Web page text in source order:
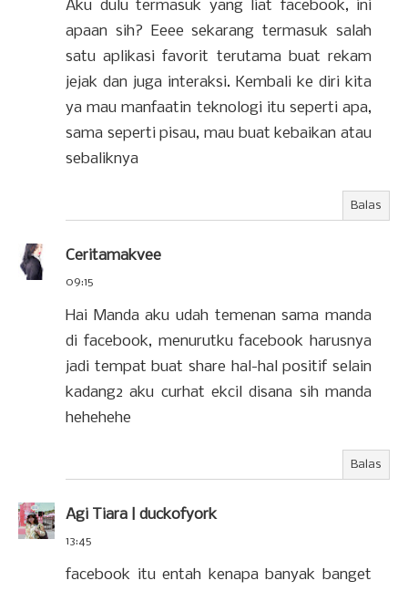
Aku dulu termasuk yang liat facebook, ini
apaan sih? Eeee sekarang termasuk salah
satu aplikasi favorit terutama buat rekam
jejak dan juga interaksi. Kembali ke diri kita
ya mau manfaatin teknologi itu seperti apa,
sama seperti pisau, mau buat kebaikan atau
sebaliknya
Balas
Ceritamakvee
09:15
Hai Manda aku udah temenan sama manda
di facebook, menurutku facebook harusnya
jadi tempat buat share hal-hal positif selain
kadang2 aku curhat ekcil disana sih manda
hehehehe
Balas
Agi Tiara | duckofyork
13:45
facebook itu entah kenapa banyak banget